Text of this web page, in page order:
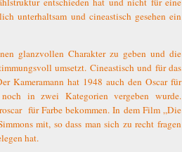
unterhaltsam und cineastisch gesehen ein
glanzvollen Charakter zu geben und die
umsetzt. Cineastisch und für das
Kameramann hat 1948 auch den Oscar für
in zwei Kategorien vergeben wurde.
für Farbe bekommen. In dem Film „Die
mit, so dass man sich zu recht fragen
hat.